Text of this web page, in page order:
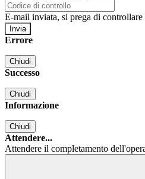
E-mail inviata, si prega di controllare
Errore
Chiudi
Successo
Chiudi
Informazione
Chiudi
Attendere...
Attendere il completamento